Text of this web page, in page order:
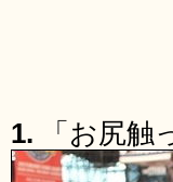
1. 「お尻触